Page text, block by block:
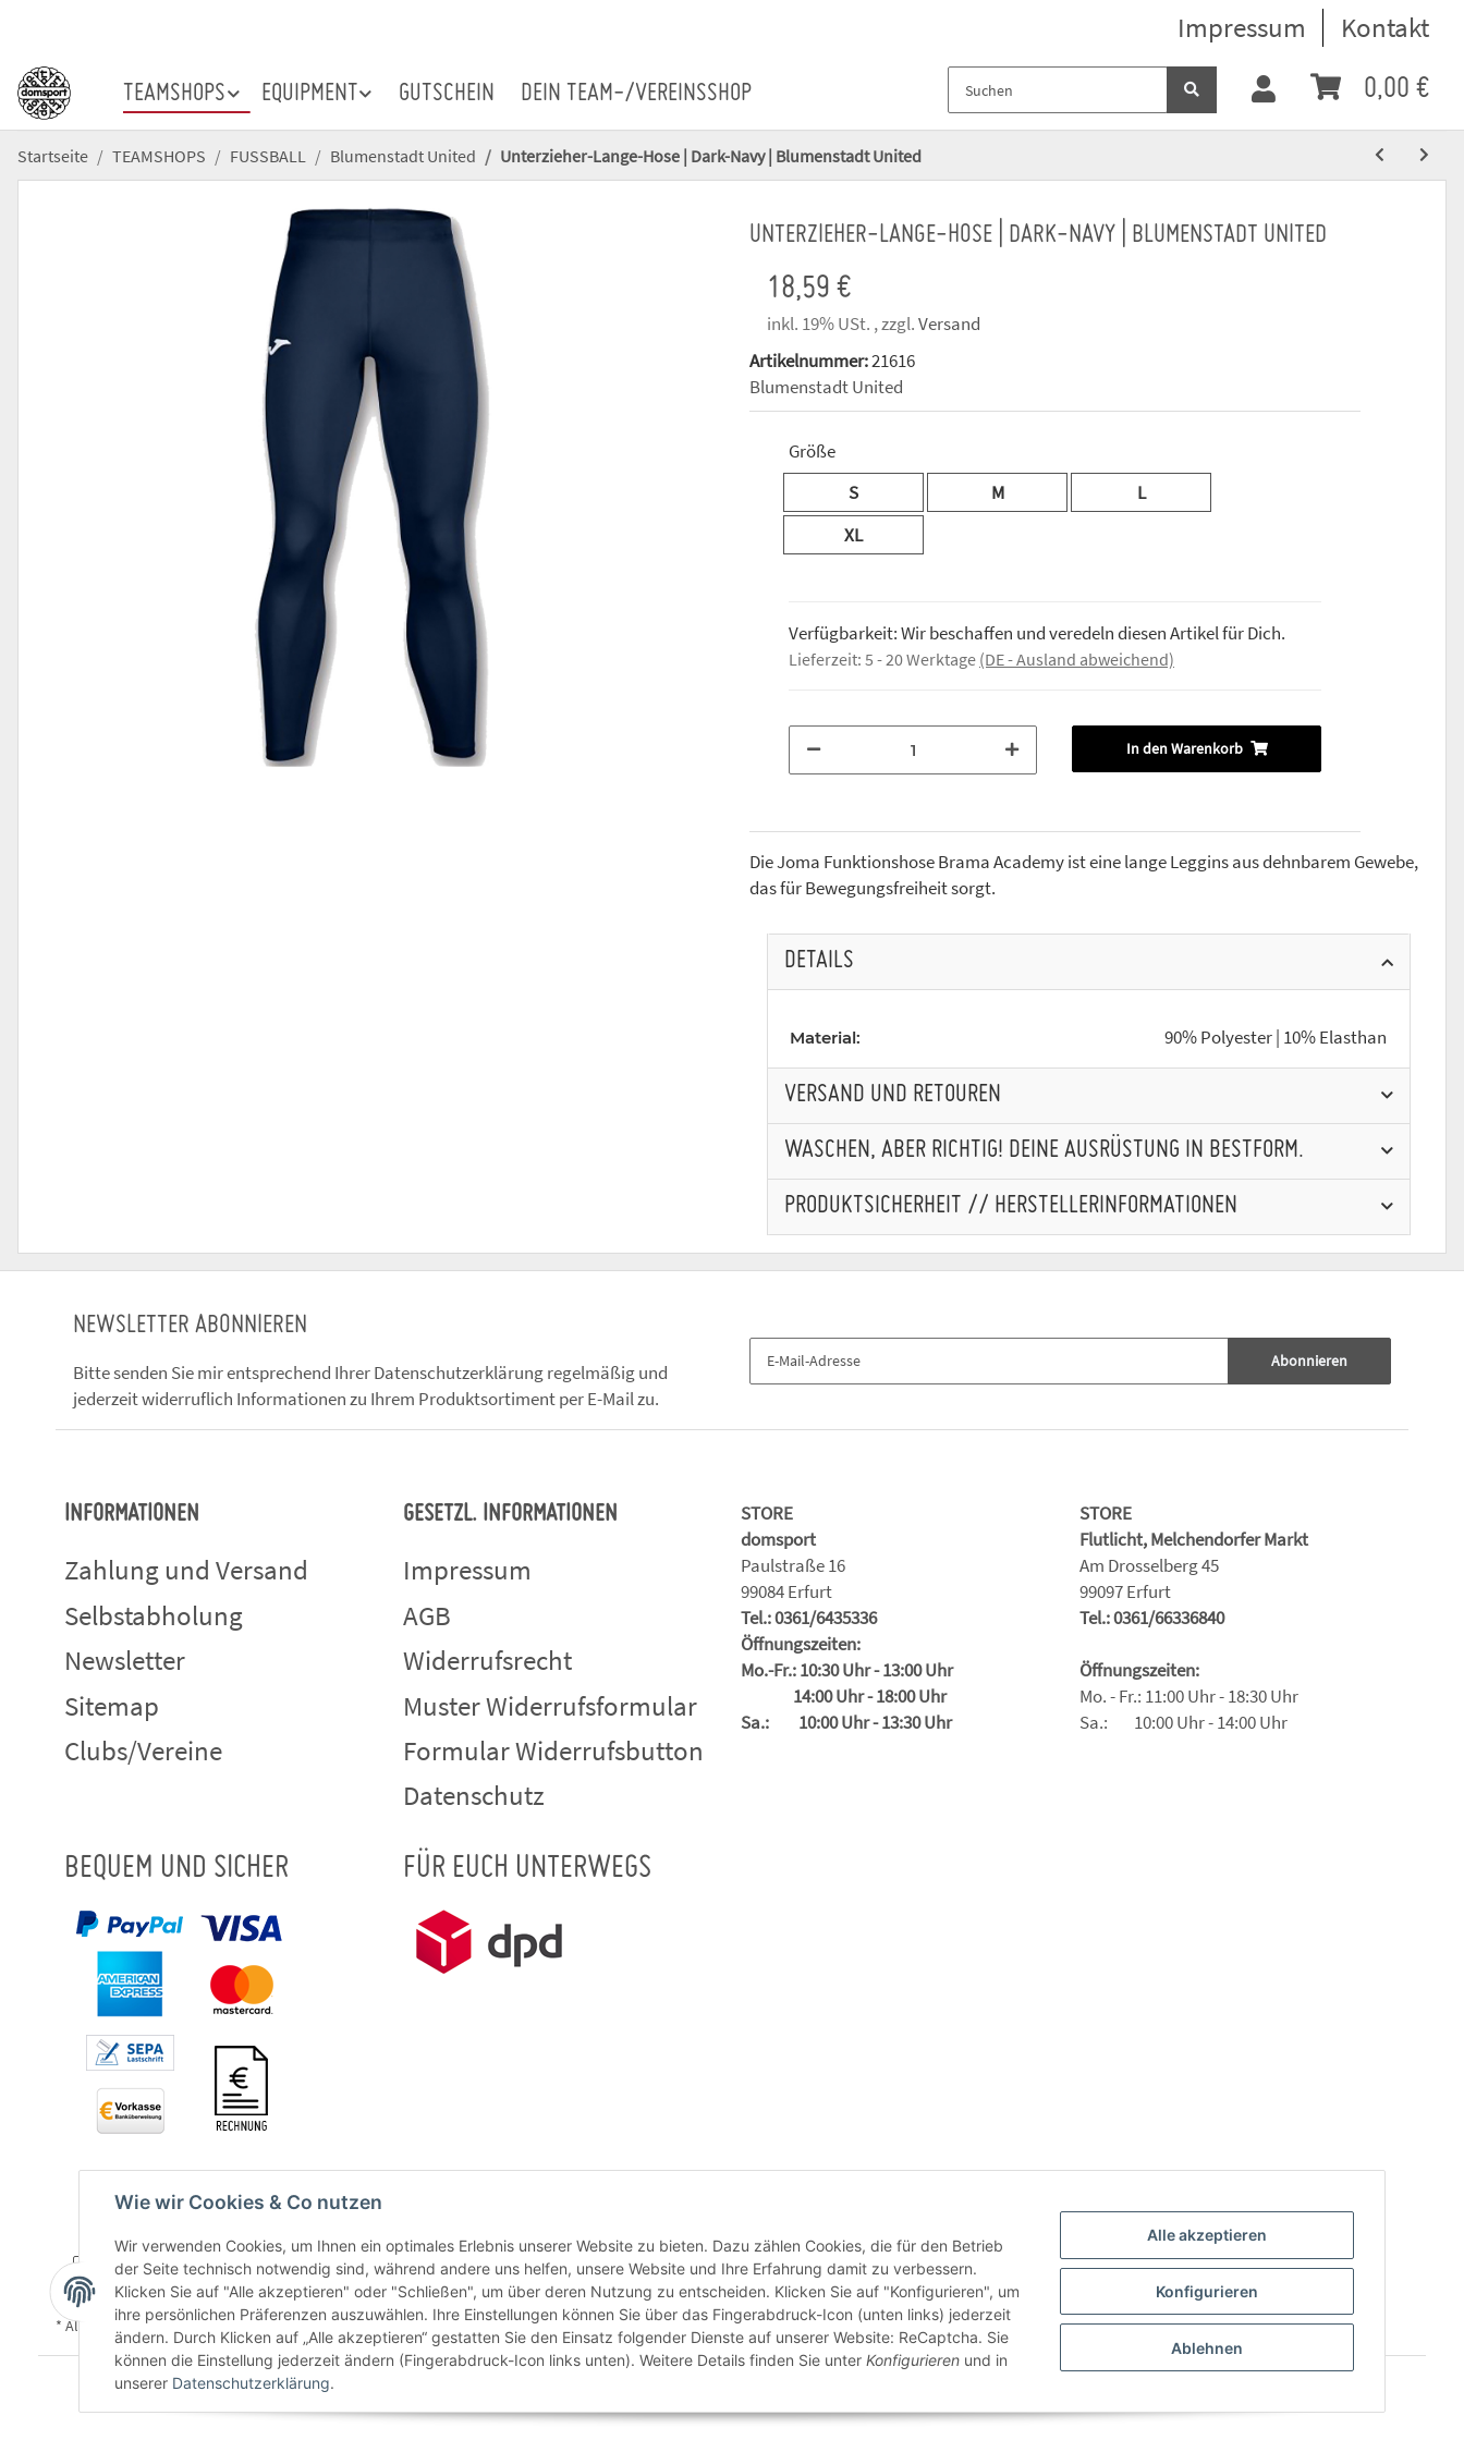
Impressum Kontakt
0,00 €
TEAMSHOPS EQUIPMENT GUTSCHEIN DEIN TEAM-/VEREINSSHOP
Startseite TEAMSHOPS FUSSBALL Blumenstadt United Unterzieher-Lange-Hose | Dark-Navy | Blumenstadt United
UNTERZIEHER-LANGE-HOSE | DARK-NAVY | BLUMENSTADT UNITED
18,59 €
inkl. 19% USt. , zzgl.Versand
Artikelnummer:21616
Blumenstadt United
Größe
S
M
L
XL
Verfügbarkeit: Wir beschaffen und veredeln diesen Artikel für Dich.
Lieferzeit: 5 - 20 Werktage (DE - Ausland abweichend)
In den Warenkorb
Die Joma Funktionshose Brama Academy ist eine lange Leggins aus dehnbarem Gewebe,
das für Bewegungsfreiheit sorgt.
DETAILS
Material: 90% Polyester | 10% Elasthan
VERSAND UND RETOUREN
WASCHEN, ABER RICHTIG! DEINE AUSRÜSTUNG IN BESTFORM.
PRODUKTSICHERHEIT // HERSTELLERINFORMATIONEN
NEWSLETTER ABONNIEREN
Bitte senden Sie mir entsprechend IhrerDatenschutzerklärungregelmäßig und
jederzeit widerruflich Informationen zu Ihrem Produktsortiment per E-Mail zu.
Abonnieren
INFORMATIONEN
Zahlung und Versand
Selbstabholung
Newsletter
Sitemap
Clubs/Vereine
GESETZL. INFORMATIONEN
Impressum
AGB
Widerrufsrecht
Muster Widerrufsformular
Formular Widerrufsbutton
Datenschutz
STORE
domsport
Paulstraße 16
99084 Erfurt
Tel.: 0361/6435336
Öffnungszeiten:
Mo.-Fr.: 10:30 Uhr - 13:00 Uhr
14:00 Uhr - 18:00 Uhr
Sa.: 10:00 Uhr - 13:30 Uhr
STORE
Flutlicht, Melchendorfer Markt
Am Drosselberg 45
99097 Erfurt
Tel.: 0361/66336840
Öffnungszeiten:
Mo. - Fr.: 11:00 Uhr - 18:30 Uhr
Sa.: 10:00 Uhr - 14:00 Uhr
BEQUEM UND SICHER FÜR EUCH UNTERWEGS
* Alle Preise inkl. gesetzlicher USt., zzgl.Versand
Wie wir Cookies & Co nutzen
Wir verwenden Cookies, um Ihnen ein optimales Erlebnis unserer Website zu bieten. Dazu zählen Cookies, die für den Betrieb
der Seite technisch notwendig sind, während andere uns helfen, unsere Website und Ihre Erfahrung damit zu verbessern.
Klicken Sie auf "Alle akzeptieren" oder "Schließen", um über deren Nutzung zu entscheiden. Klicken Sie auf "Konfigurieren", um
ihre persönlichen Präferenzen auszuwählen. Ihre Einstellungen können Sie über das Fingerabdruck-Icon (unten links) jederzeit
ändern. Durch Klicken auf „Alle akzeptieren“ gestatten Sie den Einsatz folgender Dienste auf unserer Website: ReCaptcha. Sie
können die Einstellung jederzeit ändern (Fingerabdruck-Icon links unten). Weitere Details finden Sie unter Konfigurieren und in
unserer Datenschutzerklärung.
Alle akzeptieren
Konfigurieren
Ablehnen